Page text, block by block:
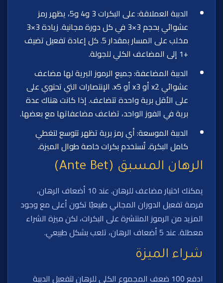
الدببة العملاقة: على البكرات 3 و4 و5، يظهر رمز
عشوائي بحجم 3×3 في كل دورة مجانية. زيادة 3×3
مخلب على المسار بمقدار 5. كل إعادة تفعيل تضيف
+1 إلى المضاعف الكلي للجولة.
الدببة المضاعفة: جميع الرموز البرية لها مضاعف
عشوائي x2 أو x3 أو x5. الإنتصارات التي تحتوي على
على الأقل برية واحدة تتضاعف. إذا كانت هناك عدة
برية في الفوز الواحد، تضاعف مضاعفاتها مع بعضها.
الدببة الموسعة: أي رمز برية تظهر تتوسع لتغطي
كامل البكرة. تُستخدم بكرات خاصة طوال الميزة.
الرهان المسبق (Ante Bet)
يمكنك اختيار مضاعف للرهان. عند 10 أضعاف الرهان،
فرصة تفعيل الدوران المجاني طبيعيًا تكون أعلى مع وجود
المزيد من الرموز المنتشرة على البكرات، لكن ميزة الشراء
معطلة. عند 5 أضعاف الرهان، تلعب بشكل طبيعي.
شراء الميزة
ادفع 100 ضعف المجموع الكلي للرهان لتفعيل الدببة